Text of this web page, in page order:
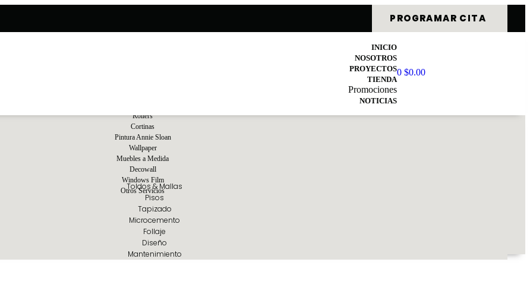
PROGRAMAR CITA
INICIO
NOSOTROS
PROYECTOS
TIENDA
Promociones
NOTICIAS
0 $0.00
Rollers
Cortinas
Pintura Annie Sloan
Wallpaper
Muebles a Medida
Decowall
Windows Film
Otros Servicios
Toldos & Mallas
Pisos
Tapizado
Microcemento
Follaje
Diseño
Mantenimiento